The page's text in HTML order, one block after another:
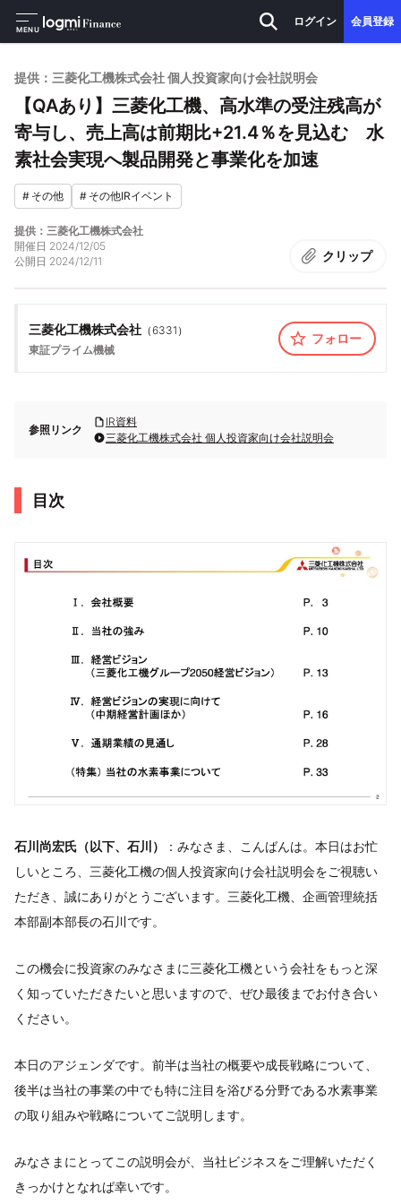
MENU
ログイン 会員登録
提供：三菱化工機株式会社 個人投資家向け会社説明会
【QAあり】三菱化工機、高水準の受注残高が
寄与し、売上高は前期比+21.4％を見込む 水
素社会実現へ製品開発と事業化を加速
# その他 # その他IRイベント
提供：三菱化工機株式会社
開催日 2024/12/05
公開日 2024/12/11 クリップ
三菱化工機株式会社 （6331 ）
東証プライム機械
フォロー
参照リンク
IR資料
三菱化工機株式会社 個人投資家向け会社説明会
目次
石川尚宏氏（以下、石川）
：みなさま、こんばんは。本日はお忙
しいところ、三菱化工機の個人投資家向け会社説明会をご視聴い
ただき、誠にありがとうございます。三菱化工機、企画管理統括
本部副本部長の石川です。
この機会に投資家のみなさまに三菱化工機という会社をもっと深
く知っていただきたいと思いますので、ぜひ最後までお付き合い
ください。
本日のアジェンダです。前半は当社の概要や成長戦略について、
後半は当社の事業の中でも特に注目を浴びる分野である水素事業
の取り組みや戦略についてご説明します。
みなさまにとってこの説明会が、当社ビジネスをご理解いただく
きっかけとなれば幸いです。